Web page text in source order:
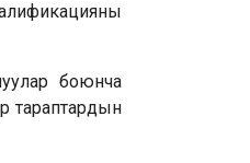
боюнча
тараптардын